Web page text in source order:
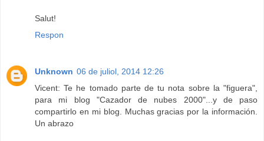
Salut!
Respon
Unknown 06 de juliol, 2014 12:26
Vicent: Te he tomado parte de tu nota sobre la "figuera",
para mi blog "Cazador de nubes 2000"...y de paso
compartirlo en mi blog. Muchas gracias por la información.
Un abrazo